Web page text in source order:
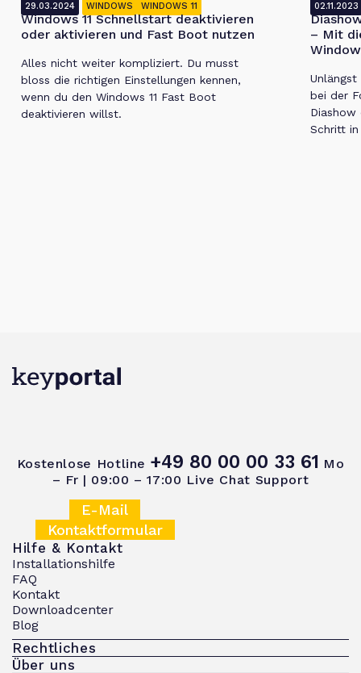
29.03.2024 WINDOWS WINDOWS 11
Windows 11 Schnellstart deaktivieren
oder aktivieren und Fast Boot nutzen
Alles nicht weiter kompliziert. Du musst
bloss die richtigen Einstellungen kennen,
wenn du den Windows 11 Fast Boot
deaktivieren willst.
02.11.2023
– Mit
bei der
Schritt in
Kostenlose Hotline +49 80 00 00 33 61 Mo
– Fr | 09:00 – 17:00 Live Chat Support
E-Mail
Kontaktformular
Hilfe & Kontakt
Installationshilfe
FAQ
Kontakt
Downloadcenter
Blog
Rechtliches
Über uns